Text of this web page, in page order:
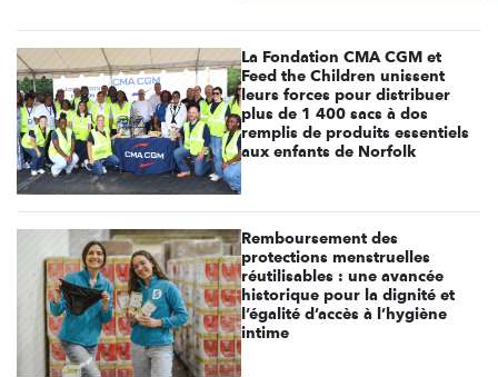
La Fondation CMA CGM et
Feed the Children unissent
leurs forces pour distribuer
plus de 1 400 sacs à dos
remplis de produits essentiels
aux enfants de Norfolk
Remboursement des
protections menstruelles
réutilisables : une avancée
historique pour la dignité et
l’égalité d’accès à l’hygiène
intime